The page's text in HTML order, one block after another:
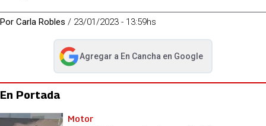
Por Carla Robles / 23/01/2023 - 13:59hs
Agregar a En Cancha en Google
abre en nueva pestaña
En Portada
Motor